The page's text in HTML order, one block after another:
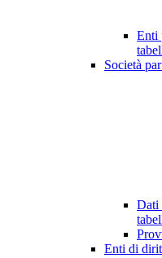
Enti
Società
Dati
Enti di